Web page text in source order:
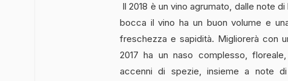
Il 2018 è un vino agrumato, dalle note
bocca il vino ha un buon volume e
freschezza e sapidità. Migliorerà con
2017 ha un naso complesso,
accenni di spezie, insieme a note